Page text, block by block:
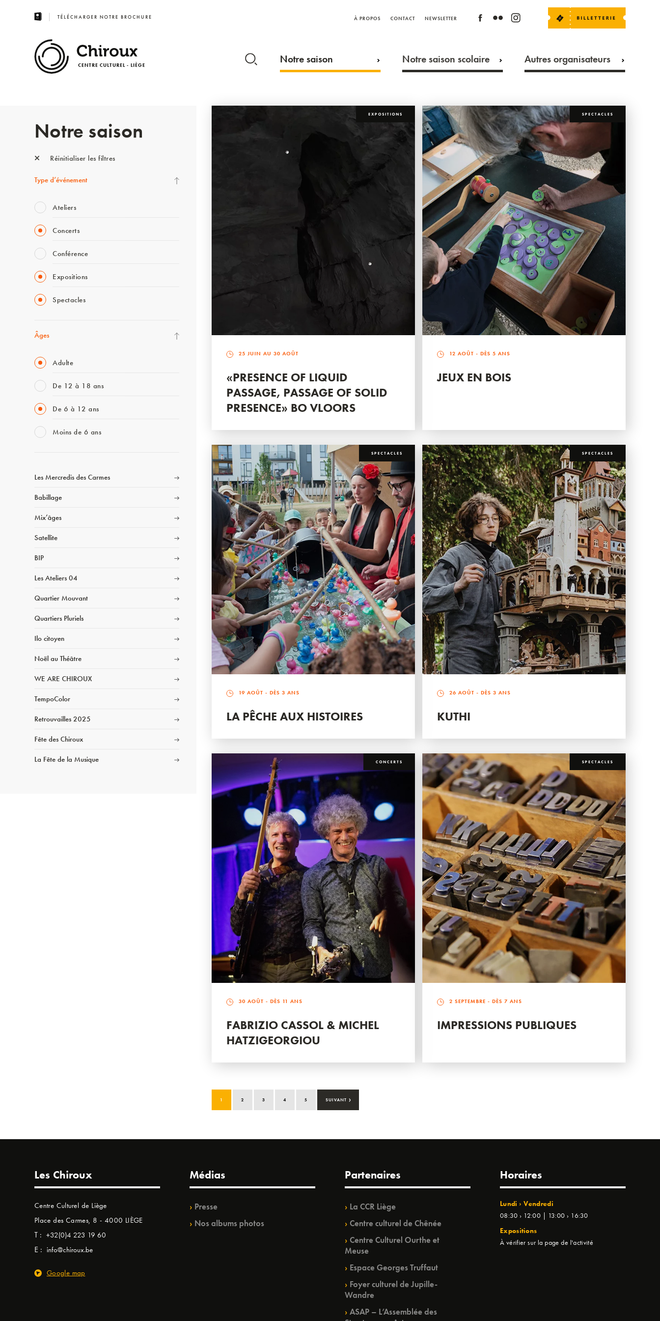
TÉLÉCHARGER NOTRE BROCHURE À PROPOS CONTACT NEWSLETTER
CENTRE CULTUREL - LIÈGE Notre saison Notre saison scolaire Autres organisateurs
Notre saison
Réinitialiser les filtres
Type d’événement
Ateliers
Concerts
Conférence
Expositions
Spectacles
Âges
Adulte
De 12 à 18 ans
De 6 à 12 ans
Moins de 6 ans
Les Mercredis des Carmes
Babillage
Mix’âges
Satellite
BIP
Les Ateliers 04
Quartier Mouvant
Quartiers Pluriels
Ilo citoyen
Noël au Théâtre
WE ARE CHIROUX
TempoColor
Retrouvailles 2025
Fête des Chiroux
La Fête de la Musique
EXPOSITIONS
25 JUIN AU 30 AOÛT
«PRESENCE OF LIQUID
PASSAGE, PASSAGE OF SOLID
PRESENCE» BO VLOORS
SPECTACLES
12 AOÛT - DÈS 5 ANS
JEUX EN BOIS
SPECTACLES
19 AOÛT - DÈS 3 ANS
LA PÊCHE AUX HISTOIRES
SPECTACLES
26 AOÛT - DÈS 3 ANS
KUTHI
CONCERTS
30 AOÛT - DÈS 11 ANS
FABRIZIO CASSOL & MICHEL
HATZIGEORGIOU
SPECTACLES
2 SEPTEMBRE - DÈS 7 ANS
IMPRESSIONS PUBLIQUES
1 2 3 4 5 SUIVANT ›
Les Chiroux
Centre Culturel de Liège
Place des Carmes, 8 - 4000 LIÈGE
T : +32(0)4 223 19 60
E : info@chiroux.be
Google map
Médias
Presse
Nos albums photos
Partenaires
La CCR Liège
Centre culturel de Chênée
Centre Culturel Ourthe et
Meuse
Espace Georges Truffaut
Foyer culturel de Jupille-
Wandre
ASAP – L’Assemblée des
Horaires
Lundi › Vendredi
08:30 › 12:00 | 13:00 › 16:30
Expositions
À vérifier sur la page de l'activité